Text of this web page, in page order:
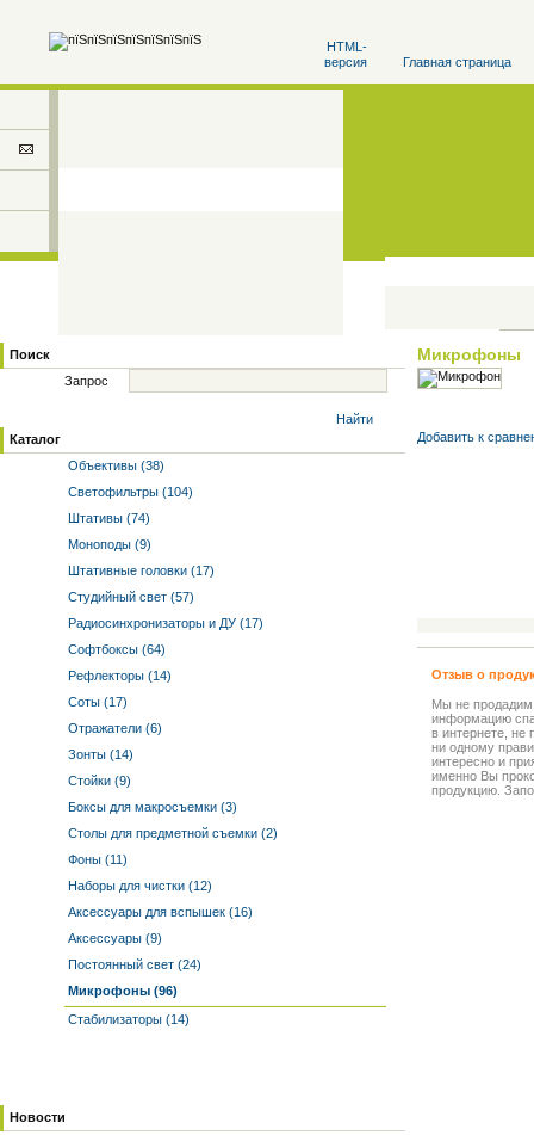
HTML-
версия
Главная страница
Поиск
Запрос
Найти
Каталог
Объективы (38)
Светофильтры (104)
Штативы (74)
Моноподы (9)
Штативные головки (17)
Студийный свет (57)
Радиосинхронизаторы и ДУ (17)
Софтбоксы (64)
Рефлекторы (14)
Соты (17)
Отражатели (6)
Зонты (14)
Стойки (9)
Боксы для макросъемки (3)
Столы для предметной съемки (2)
Фоны (11)
Наборы для чистки (12)
Аксессуары для вспышек (16)
Аксессуары (9)
Постоянный свет (24)
Микрофоны (96)
Стабилизаторы (14)
Новости
Микрофоны
Добавить к
Отзыв о
Мы не
информацию
в интернете, не
ни одному
интересно и
именно Вы
продукцию.